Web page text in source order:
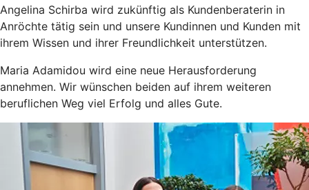
Angelina Schirba wird zukünftig als Kundenberaterin in
Anröchte tätig sein und unsere Kundinnen und Kunden mit
ihrem Wissen und ihrer Freundlichkeit unterstützen.
Maria Adamidou wird eine neue Herausforderung
annehmen. Wir wünschen beiden auf ihrem weiteren
beruflichen Weg viel Erfolg und alles Gute.